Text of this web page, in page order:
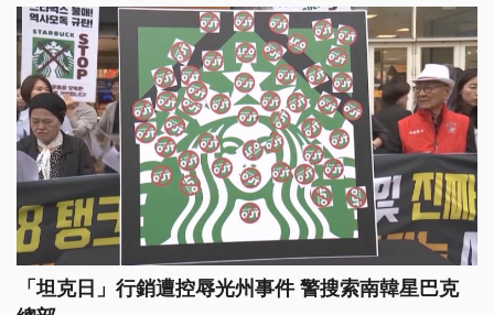
「坦克日」行銷遭控辱光州事件 警搜索南韓星巴克